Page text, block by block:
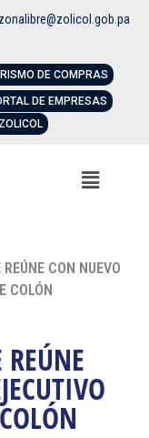
zonalibre@zolicol.gob.pa
DE COMPRAS
DE EMPRESAS
CON NUEVO
COLÓN
REÚNE